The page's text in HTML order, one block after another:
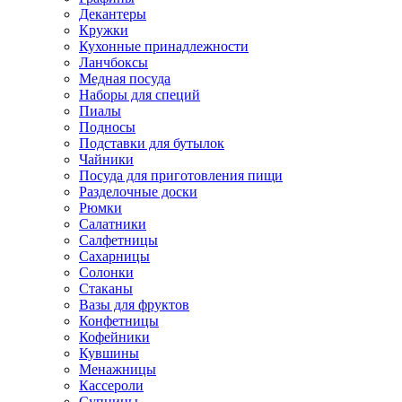
Декантеры
Кружки
Кухонные принадлежности
Ланчбоксы
Медная посуда
Наборы для специй
Пиалы
Подносы
Подставки для бутылок
Чайники
Посуда для приготовления пищи
Разделочные доски
Рюмки
Салатники
Салфетницы
Сахарницы
Солонки
Стаканы
Вазы для фруктов
Конфетницы
Кофейники
Кувшины
Менажницы
Кассероли